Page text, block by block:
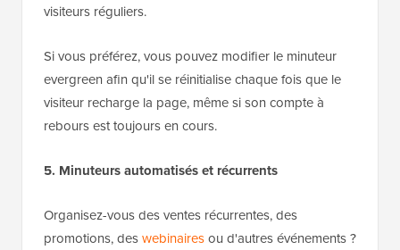
visiteurs réguliers.
Si vous préférez, vous pouvez modifier le minuteur
evergreen afin qu'il se réinitialise chaque fois que le
visiteur recharge la page, même si son compte à
rebours est toujours en cours.
5. Minuteurs automatisés et récurrents
Organisez-vous des ventes récurrentes, des
promotions, deswebinairesou d'autres événements ?